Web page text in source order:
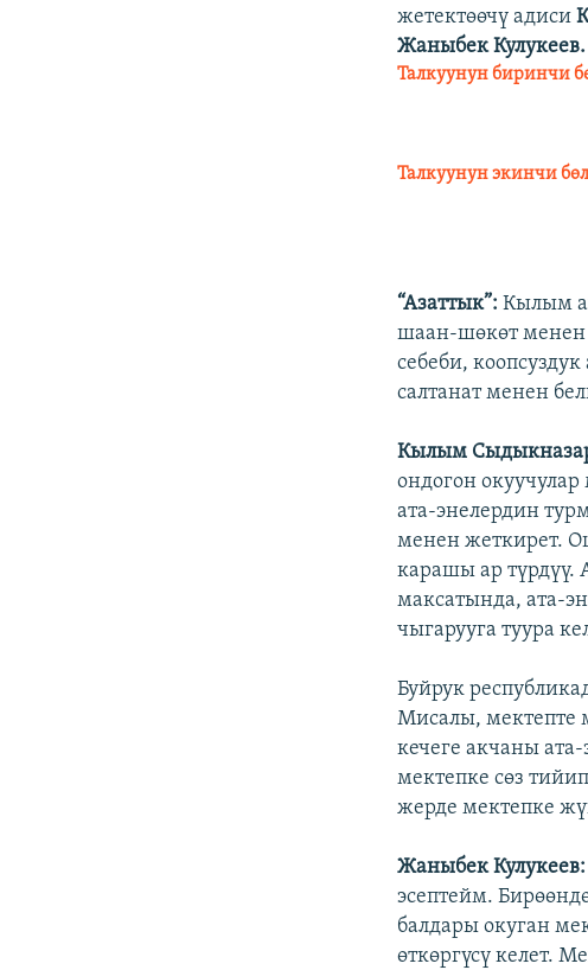
жетектөөчү адиси
Жаныбек Кулукеев.
Талкуунун биринчи
Талкуунун экинчи
“Азаттык”: Кылым
шаан-шөкөт менен
себеби,
салтанат менен
Кылым
ондогон окуучулар
ата-энелердин
менен жеткирет.
карашы ар түрдүү.
максатында, ата-
чыгарууга туура
Буйрук
Мисалы, мектепте
кечеге акчаны
мектепке сөз
жерде мектепке
Жаныбек Кулукеев:
эсептейм.
балдары окуган
өткөргүсү келет.